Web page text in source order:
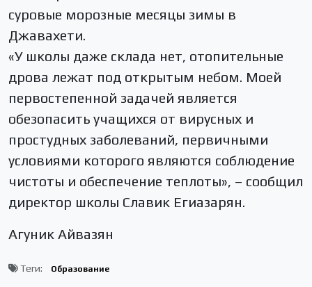
суровые морозные месяцы зимы в
Джавахети.
«У школы даже склада нет, отопительные
дрова лежат под открытым небом. Моей
первостепенной задачей является
обезопасить учащихся от вирусных и
простудных заболеваний, первичными
условиями которого являются соблюдение
чистоты и обеспечение теплоты», – сообщил
директор школы Славик Егиазарян.
Агуник Айвазян
Теги: Образование